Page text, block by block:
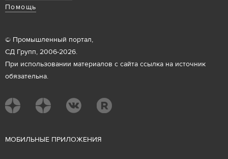
Помощь
© Промышленный портал,
СД Групп, 2006-2026.
При использовании материалов с сайта ссылка на источник
обязательна.
МОБИЛЬНЫЕ ПРИЛОЖЕНИЯ